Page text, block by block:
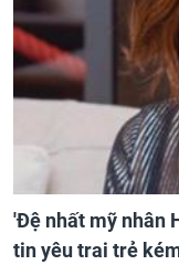
'Đệ nhất mỹ nhân
tin yêu trai trẻ